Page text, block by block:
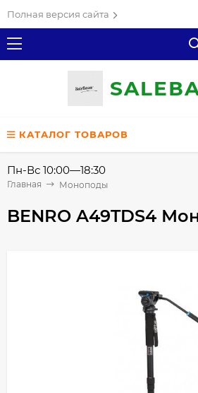
Полная версия сайта
SALE
КАТАЛОГ ТОВАРОВ
Пн-Вс 10:00—18:30
Главная Моноподы
BENRO A49TDS4